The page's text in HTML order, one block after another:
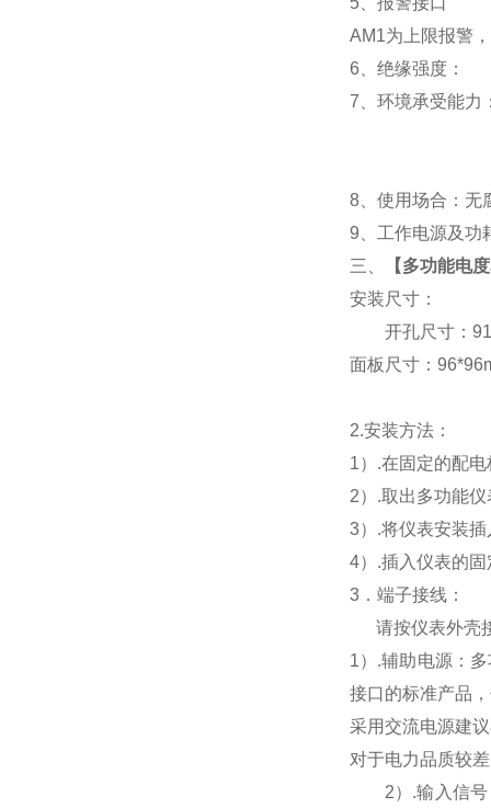
AM1为上限报警
6
绝缘强度：
7
环境承受
8 、使用场合：
9 、工作电源及功
三、
【多功能电
安装尺寸：
开孔尺寸：
面板尺寸：
2.安装方法：
1）.在固定的配
2）.取出多功能
3）.将仪表安装
4）.插入仪表的
3 ．端子接线：
请按仪表外壳
1） .辅助电源：
接口的标准产品
采用交流电源建
对于电力品质较
2） .输入信